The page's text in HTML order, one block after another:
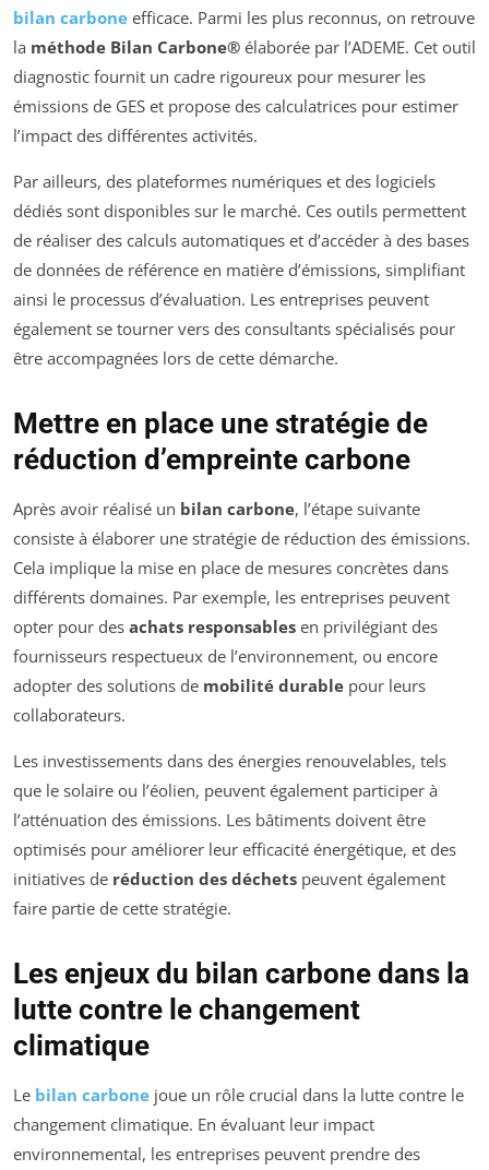
bilan carbone efficace. Parmi les plus reconnus, on retrouve
la méthode Bilan Carbone® élaborée par l’ADEME. Cet outil
diagnostic fournit un cadre rigoureux pour mesurer les
émissions de GES et propose des calculatrices pour estimer
l’impact des différentes activités.
Par ailleurs, des plateformes numériques et des logiciels
dédiés sont disponibles sur le marché. Ces outils permettent
de réaliser des calculs automatiques et d’accéder à des bases
de données de référence en matière d’émissions, simplifiant
ainsi le processus d’évaluation. Les entreprises peuvent
également se tourner vers des consultants spécialisés pour
être accompagnées lors de cette démarche.
Mettre en place une stratégie de
réduction d’empreinte carbone
Après avoir réalisé un bilan carbone, l’étape suivante
consiste à élaborer une stratégie de réduction des émissions.
Cela implique la mise en place de mesures concrètes dans
différents domaines. Par exemple, les entreprises peuvent
opter pour des achats responsables en privilégiant des
fournisseurs respectueux de l’environnement, ou encore
adopter des solutions de mobilité durable pour leurs
collaborateurs.
Les investissements dans des énergies renouvelables, tels
que le solaire ou l’éolien, peuvent également participer à
l’atténuation des émissions. Les bâtiments doivent être
optimisés pour améliorer leur efficacité énergétique, et des
initiatives de réduction des déchets peuvent également
faire partie de cette stratégie.
Les enjeux du bilan carbone dans la
lutte contre le changement
climatique
Le bilan carbone joue un rôle crucial dans la lutte contre le
changement climatique. En évaluant leur impact
environnemental, les entreprises peuvent prendre des